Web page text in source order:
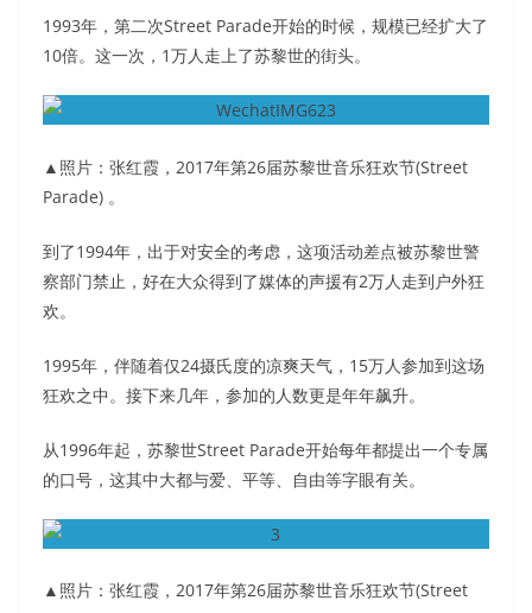
1993年，第二次Street Parade开始的时候，规模已经扩大了
10倍。这一次，1万人走上了苏黎世的街头。
▲照片：张红霞，2017年第26届苏黎世音乐狂欢节(Street
Parade) 。
到了1994年，出于对安全的考虑，这项活动差点被苏黎世警
察部门禁止，好在大众得到了媒体的声援有2万人走到户外狂
欢。
1995年，伴随着仅24摄氏度的凉爽天气，15万人参加到这场
狂欢之中。接下来几年，参加的人数更是年年飙升。
从1996年起，苏黎世Street Parade开始每年都提出一个专属
的口号，这其中大都与爱、平等、自由等字眼有关。
▲照片：张红霞，2017年第26届苏黎世音乐狂欢节(Street